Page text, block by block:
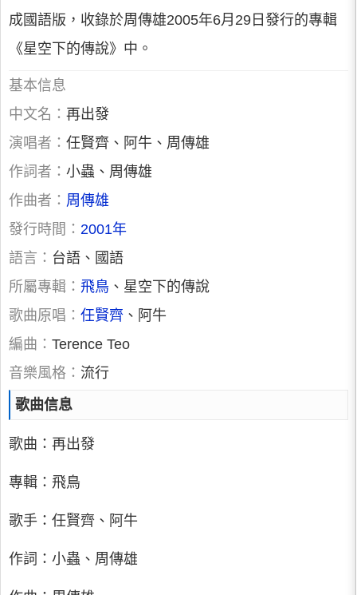
成國語版，收錄於周傳雄2005年6月29日發行的專輯
《星空下的傳說》中。
基本信息
中文名： 再出發
演唱者： 任賢齊、阿牛、周傳雄
作詞者： 小蟲、周傳雄
作曲者： 周傳雄
發行時間： 2001年
語言： 台語、國語
所屬專輯： 飛鳥 、星空下的傳說
歌曲原唱： 任賢齊 、阿牛
編曲： Terence Teo
音樂風格： 流行
歌曲信息
歌曲：再出發
專輯：飛鳥
歌手：任賢齊、阿牛
作詞：小蟲、周傳雄